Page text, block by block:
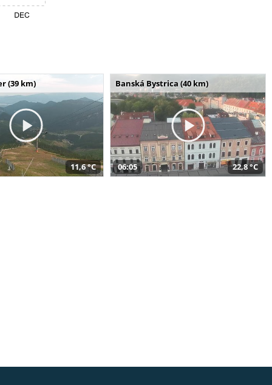
(39 km)
11,6 °C
Banská Bystrica (40 km)
06:05 22,8 °C